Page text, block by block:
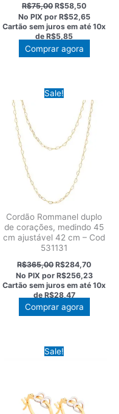
R$75,00O
preço
original
era:
R$75,00.
R$58,50O
preço
atual
é:
No PIX por R$52,65
Cartão sem juros em até10x
de R$5,85
Comprar agora
Sale!
Cordão Rommanel duplo
de corações, medindo 45
cm ajustável 42 cm – Cod
531131
R$365,00O
preço
original
era:
R$365,00.
R$284,70O
preço
atual
é:
No PIX por R$256,23
Cartão sem juros em até10x
deR$28,47
Comprar agora
Sale!